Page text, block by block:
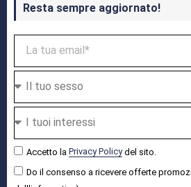
Resta sempre aggiornato!
Accetto la Privacy Policydel sito.
Do il consenso a ricevere offerte